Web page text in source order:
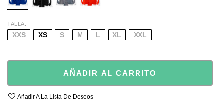
TALLA
XXS XS S M L XL XXL
AÑADIR AL CARRITO
Añadir A La Lista De Deseos